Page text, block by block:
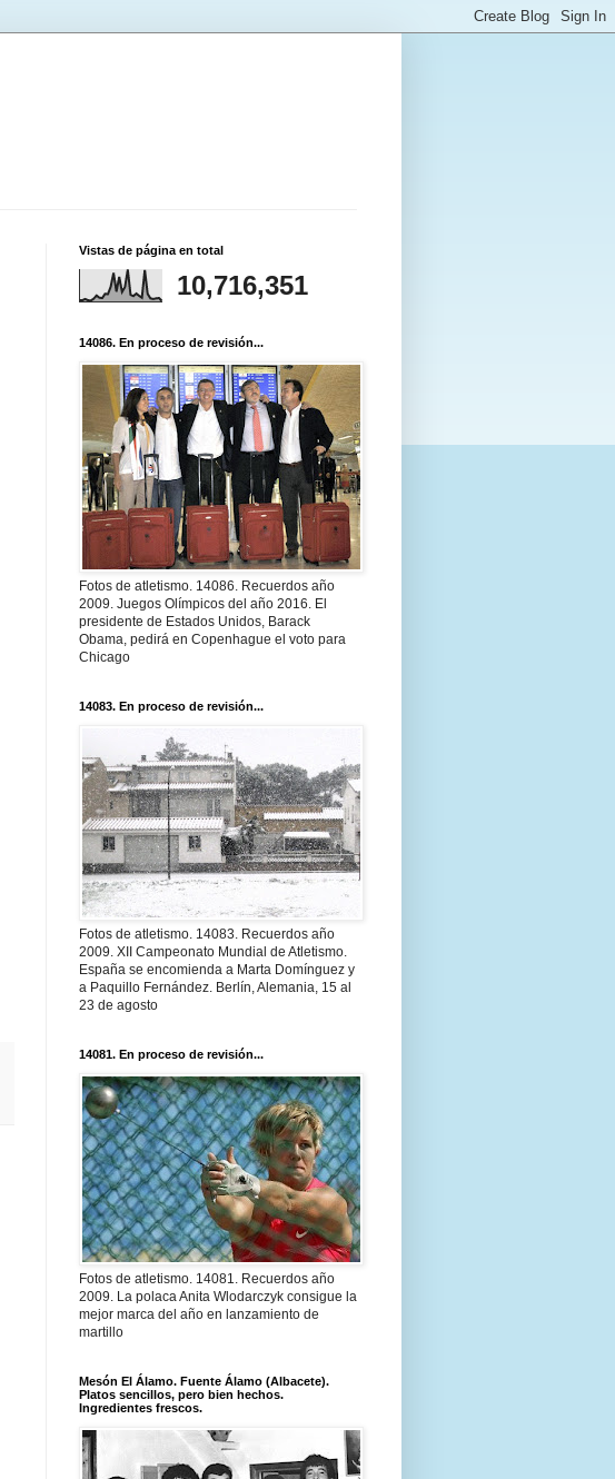
Vistas de página en total
10,716,351
14086. En proceso de revisión...
Fotos de atletismo. 14086. Recuerdos año
2009. Juegos Olímpicos del año 2016. El
presidente de Estados Unidos, Barack
Obama, pedirá en Copenhague el voto para
Chicago
14083. En proceso de revisión...
Fotos de atletismo. 14083. Recuerdos año
2009. XII Campeonato Mundial de Atletismo.
España se encomienda a Marta Domínguez y
a Paquillo Fernández. Berlín, Alemania, 15 al
23 de agosto
14081. En proceso de revisión...
Fotos de atletismo. 14081. Recuerdos año
2009. La polaca Anita Wlodarczyk consigue la
mejor marca del año en lanzamiento de
martillo
Mesón El Álamo. Fuente Álamo (Albacete).
Platos sencillos, pero bien hechos.
Ingredientes frescos.